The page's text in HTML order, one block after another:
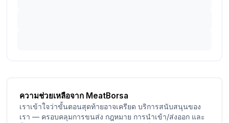
ความช่วยเหลือจาก MeatBorsa
เราเข้าใจว่าขั้นตอนสุดท้ายอาจเครียด บริการสนับสนุนของ
เรา — ครอบคลุมการขนส่ง กฎหมาย การนำเข้า/ส่งออก และ